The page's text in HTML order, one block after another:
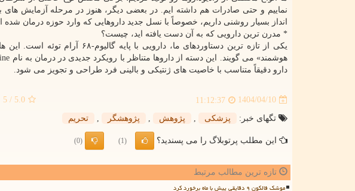
نماییم و حتی صادرات هم داشته ایم. در بعضی دیگر، هنوز در مرحله آزمایش های
انداز بسیار روشنی داریم، خصوصاً با نسل جدید داروهایی که وارد حوزه درمان شده
* مدرن ترین دارویی که به آن دست یافته اید، چیست؟
یکی از تازه ترین دستاوردهای ما،
دارو دقیقاً متناسب با خاصیت های ژنتیکی و بالینی فرد طراحی و تجویز می شود.
1404/04/10
11:12:37
5.0
/ 5
تگهای خبر: پزشكی , پژوهش , پژوهشگر , تحریم
این مطلب پرتوبلاگ را می پسندید؟ (1)
(0)
تازه ترین مطالب مرتبط
موشک فالکون ۹ دقایقی پیش با ماه برخورد کرد